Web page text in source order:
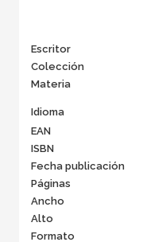
Escritor
Colección
Materia
Idioma
EAN
ISBN
Fecha publicación
Páginas
Ancho
Alto
Formato